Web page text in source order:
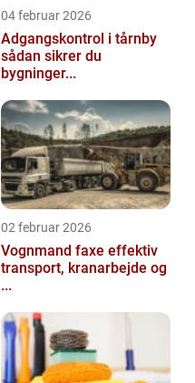
04 februar 2026
Adgangskontrol i tårnby
sådan sikrer du
bygninger...
02 februar 2026
Vognmand faxe effektiv
transport, kranarbejde og
...